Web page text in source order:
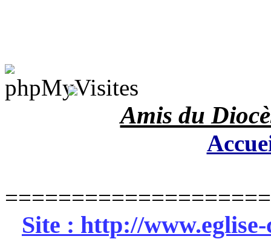
Amis du
Site : http://